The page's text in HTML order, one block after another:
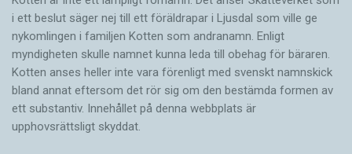
i ett beslut säger nej till ett föräldra­par i Ljusdal som ville ge
nykomlingen i familjen Kotten som andranamn. Enligt
myndigheten skulle namnet kunna leda till obehag för bäraren.
Kotten anses heller inte vara förenligt med svenskt namnskick
bland annat eftersom det rör sig om den bestämda formen av
ett substantiv. Innehållet på denna webbplats är
upphovsrättsligt skyddat.